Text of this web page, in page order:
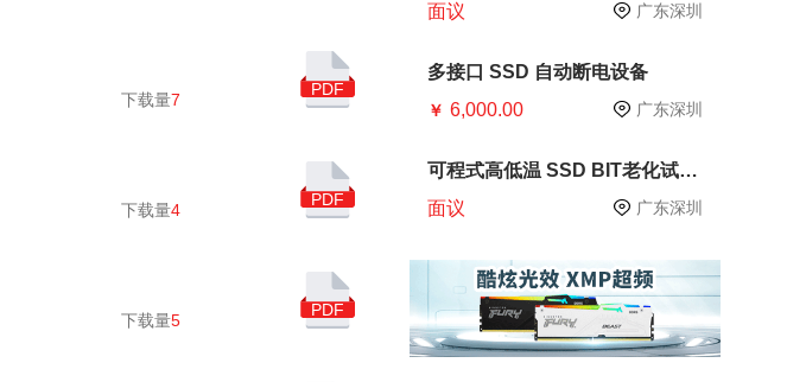
下载量7
PDF
下载量4
PDF
下载量5
PDF
SMI
手机 智能手机
产业链
存储器 电子
亚马逊广告 中国品牌
跨境电商
集成电路 USB
亚马逊 汽车 5G
面议
广东深圳
多接口 SSD 自动断电设备
￥ 6,000.00 广东深圳
可程式高低温 SSD BIT老化试验
面议
广东深圳